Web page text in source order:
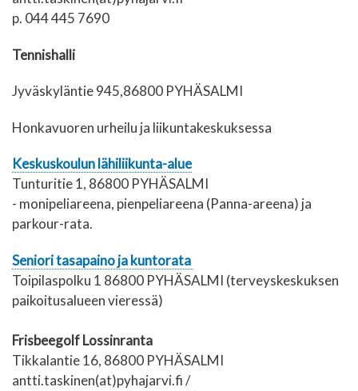
p. 044 445 7690
Tennishalli
Jyväskyläntie 945,86800 PYHÄSALMI
Honkavuoren urheilu ja liikuntakeskuksessa
Keskuskoulun lähiliikunta-alue
Tunturitie 1, 86800 PYHÄSALMI
- monipeliareena, pienpeliareena (Panna-areena) ja
parkour-rata.
Seniori tasapaino ja kuntorata
Toipilaspolku 1 86800 PYHÄSALMI (terveyskeskuksen
paikoitusalueen vieressä)
Frisbeegolf Lossinranta
Tikkalantie 16, 86800 PYHÄSALMI
antti.taskinen(at)pyhajarvi.fi /